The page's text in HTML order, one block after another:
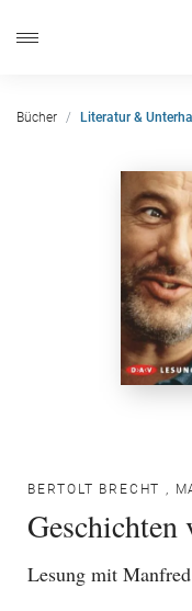
Bücher Literatur &
BERTOLT BRECHT ,
Lesung mit